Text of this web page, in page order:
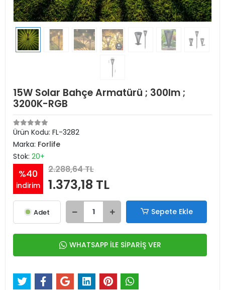
15W Solar Bahçe Armatürü ; 300lm ;
3200K-RGB
Ürün Kodu: FL-3282
Marka: Forlife
Stok: 20+
%40
indirim
2.288,64 TL
1.373,18 TL
Adet Sepete Ekle
WHATSAPP İLE SİPARİŞ VER